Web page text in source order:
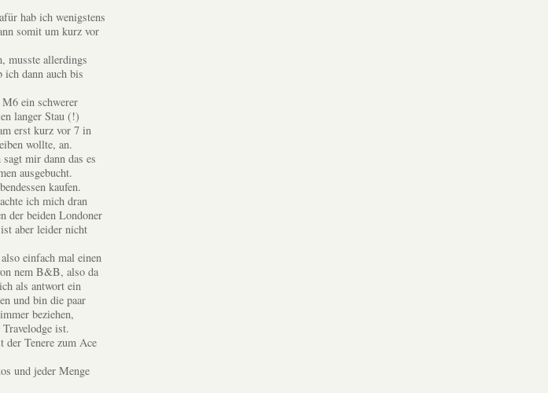
hab ich wenigstens
somit um kurz vor
musste allerdings
ich dann auch bis
ein schwerer
langer Stau (!)
erst kurz vor 7 in
wollte, an.
mir dann das es
ausgebucht.
kaufen.
ich mich dran
der beiden Londoner
aber leider nicht
einfach mal einen
nem B&B, also da
als antwort ein
und bin die paar
beziehen,
ist.
der Tenere zum Ace
und jeder Menge